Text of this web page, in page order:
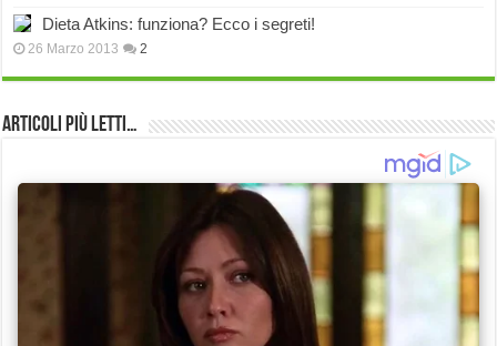
Dieta Atkins: funziona? Ecco i segreti!
26 Marzo 2013 2
Articoli più Letti…